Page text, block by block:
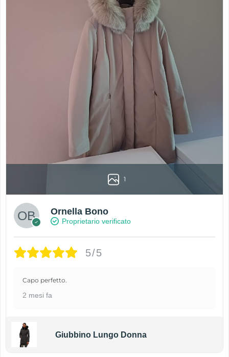
1
Ornella Bono
Proprietario verificato
5/5
Capo perfetto.
2 mesi fa
Giubbino Lungo Donna